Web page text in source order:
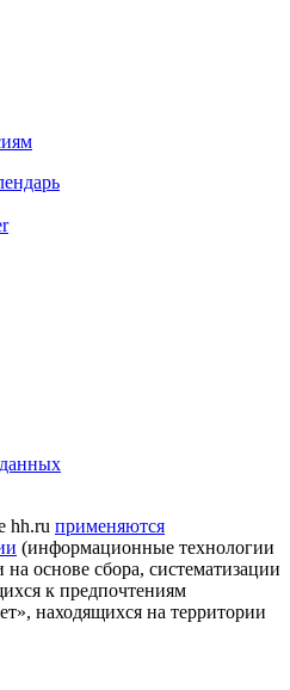
hh.ru применяются
(информационные технологии
основе сбора, систематизации
к предпочтениям
находящихся на территории